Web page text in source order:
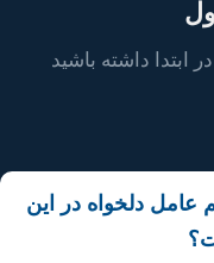
داشته باشید
دلخواه در این